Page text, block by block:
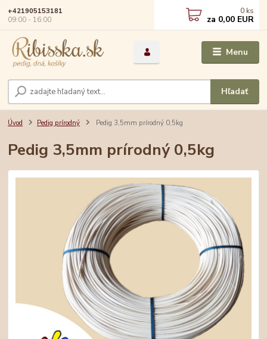
Menu
Hľadať
+421905153181
09:00 - 16:00
0 ks
za 0,00 EUR
Úvod Pedig prírodný Pedig 3,5mm prírodný 0,5kg
Pedig 3,5mm prírodný 0,5kg